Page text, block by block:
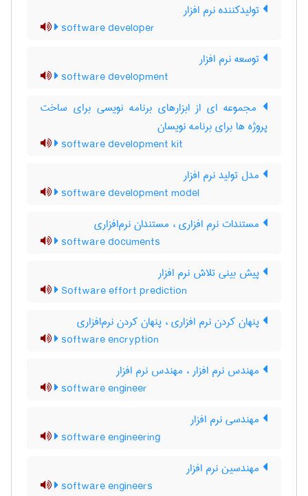
تولیدکننده نرم ‌افزار
software developer
توسعه نرم افزار
software development
مجموعه ای از ابزارهای برنامه نویسی برای ساخت
پروژه ها برای برنامه نویسان
software development kit
مدل تولید نرم ‌افزار
software development model
مستندات نرم افزاری ، مستندان نرم‌‌افزاری
software documents
پیش بینی تلاش نرم افزار
Software effort prediction
پنهان کردن نرم افزاری ، پنهان کردن نرم‌افزاری
software encryption
مهندس نرم افزار ، مهندس نرم‌ افزار
software engineer
مهندسی نرم افزار
software engineering
مهندسین نرم افزار
software engineers